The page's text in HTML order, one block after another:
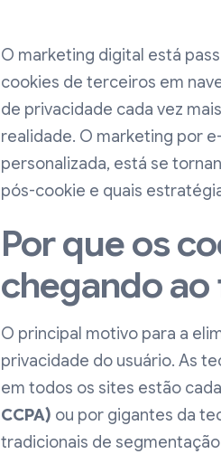
O marketing digital está
cookies de terceiros em
de privacidade cada vez
realidade. O marketing por
personalizada, está se
pós-cookie e quais
Por que os
chegando ao
O principal motivo para a
privacidade do usuário. As
em todos os sites estão
CCPA) ou por gigantes da
tradicionais de